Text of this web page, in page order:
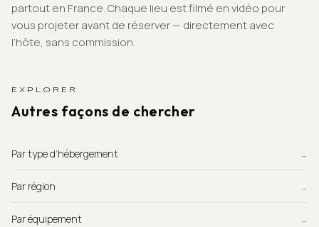
partout en France. Chaque lieu est filmé en vidéo pour
vous projeter avant de réserver — directement avec
l’hôte, sans commission.
EXPLORER
Autres façons de chercher
Par type d’hébergement →
Par région →
Par équipement →